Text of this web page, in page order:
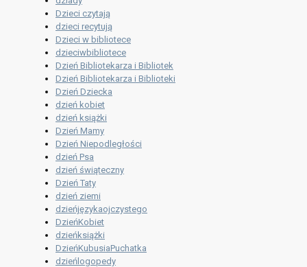
Dzieci czytają
dzieci recytują
Dzieci w bibliotece
dzieciwbibliotece
Dzień Bibliotekarza i Bibliotek
Dzień Bibliotekarza i Biblioteki
Dzień Dziecka
dzień kobiet
dzień książki
Dzień Mamy
Dzień Niepodległości
dzień Psa
dzień świąteczny
Dzień Taty
dzień ziemi
dzieńjęzykaojczystego
DzieńKobiet
dzieńksiążki
DzieńKubusiaPuchatka
dzieńlogopedy